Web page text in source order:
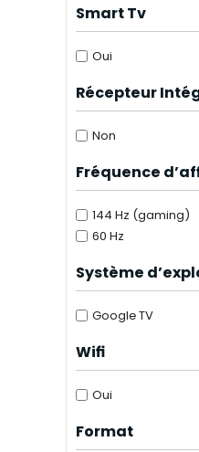
Smart Tv
Oui
Récepteur
Non
Fréquence
144 Hz (gaming)
60 Hz
Système
Google TV
Wifi
Oui
Format